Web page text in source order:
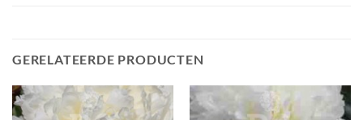
GERELATEERDE PRODUCTEN